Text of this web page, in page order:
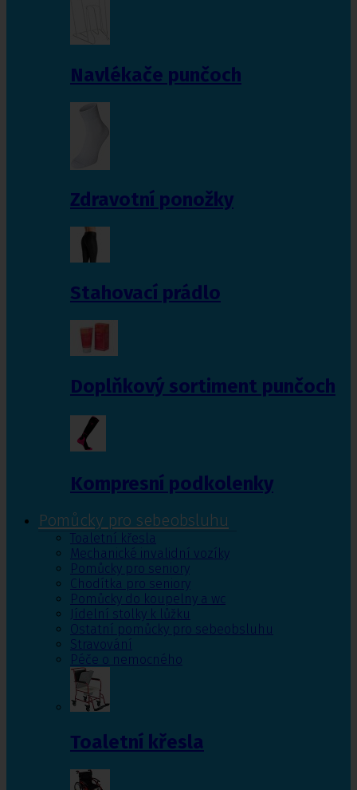
Navlékače punčoch
Zdravotní ponožky
Stahovací prádlo
Doplňkový sortiment punčoch
Kompresní podkolenky
Pomůcky pro sebeobsluhu
Toaletní křesla
Mechanické invalidní vozíky
Pomůcky pro seniory
Chodítka pro seniory
Pomůcky do koupelny a wc
Jídelní stolky k lůžku
Ostatní pomůcky pro sebeobsluhu
Stravování
Péče o nemocného
Toaletní křesla